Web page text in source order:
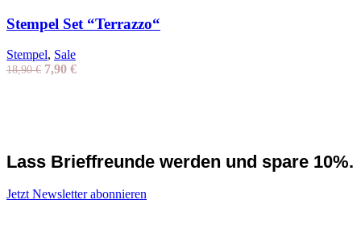
Stempel Set “Terrazzo“
Stempel, Sale
18,90€ Ursprünglicher
7,90 €Aktueller
Lass Brieffreunde werden und spare 10%.
Jetzt Newsletter abonnieren